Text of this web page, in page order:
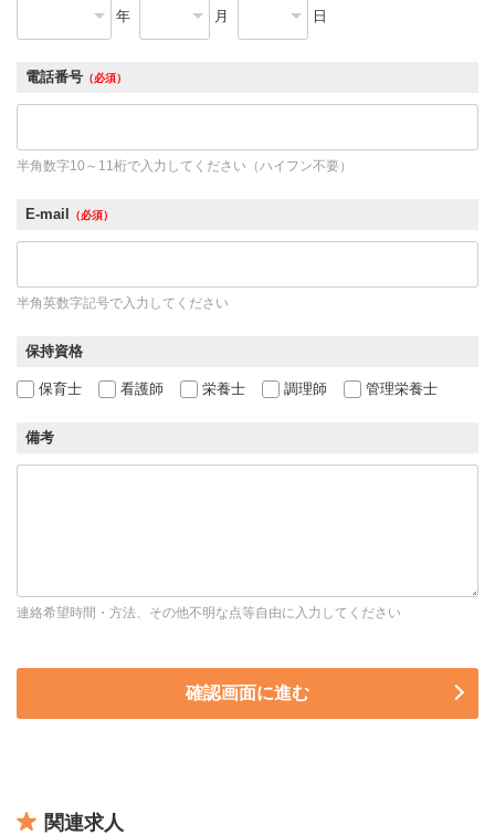
年 月 日
電話番号 （必須）
半角数字10～11桁で入力してください（ハイフン不要）
E-mail （必須）
半角英数字記号で入力してください
保持資格
保育士 看護師 栄養士 調理師 管理栄養士
備考
連絡希望時間・方法、その他不明な点等自由に入力してください
関連求人